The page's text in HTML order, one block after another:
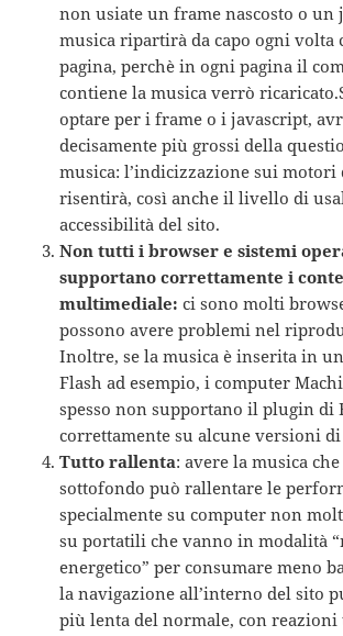
non usiate un frame nascosto o un
musica ripartirà da capo ogni volta
pagina, perchè in ogni pagina il
contiene la musica verrò
optare per i frame o i javascript,
decisamente più grossi della
musica: l’indicizzazione sui motori
risentirà, così anche il livello di
accessibilità del sito.
Non tutti i browser e sistemi
supportano correttamente i
multimediale: ci sono molti
possono avere problemi nel
Inoltre, se la musica è inserita in
Flash ad esempio, i computer
spesso non supportano il plugin di
correttamente su alcune versioni
Tutto rallenta: avere la musica
sottofondo può rallentare le
specialmente su computer non
su portatili che vanno in modalità
energetico” per consumare meno
la navigazione all’interno del sito
più lenta del normale, con reazioni